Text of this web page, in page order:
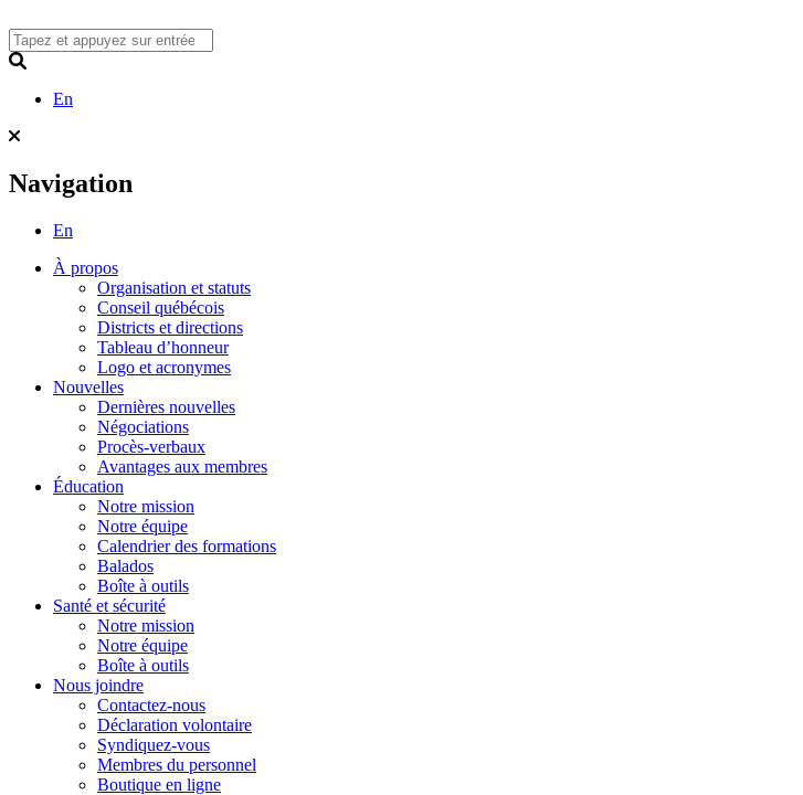
to
content
En
Navigation
En
À propos
Organisation et statuts
Conseil québécois
Districts et directions
Tableau d’honneur
Logo et acronymes
Nouvelles
Dernières nouvelles
Négociations
Procès-verbaux
Avantages aux membres
Éducation
Notre mission
Notre équipe
Calendrier des formations
Balados
Boîte à outils
Santé et sécurité
Notre mission
Notre équipe
Boîte à outils
Nous joindre
Contactez-nous
Déclaration volontaire
Syndiquez-vous
Membres du personnel
Boutique en ligne